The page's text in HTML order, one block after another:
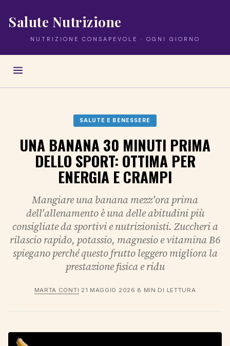
Salute Nutrizione
NUTRIZIONE CONSAPEVOLE · OGNI GIORNO
SALUTE E BENESSERE
UNA BANANA 30 MINUTI PRIMA
DELLO SPORT: OTTIMA PER
ENERGIA E CRAMPI
Mangiare una banana mezz'ora prima
dell'allenamento è una delle abitudini più
consigliate da sportivi e nutrizionisti. Zuccheri a
rilascio rapido, potassio, magnesio e vitamina B6
spiegano perché questo frutto leggero migliora la
prestazione fisica e ridu
MARTA CONTI· 21 MAGGIO 2026 ·8 MIN DI LETTURA